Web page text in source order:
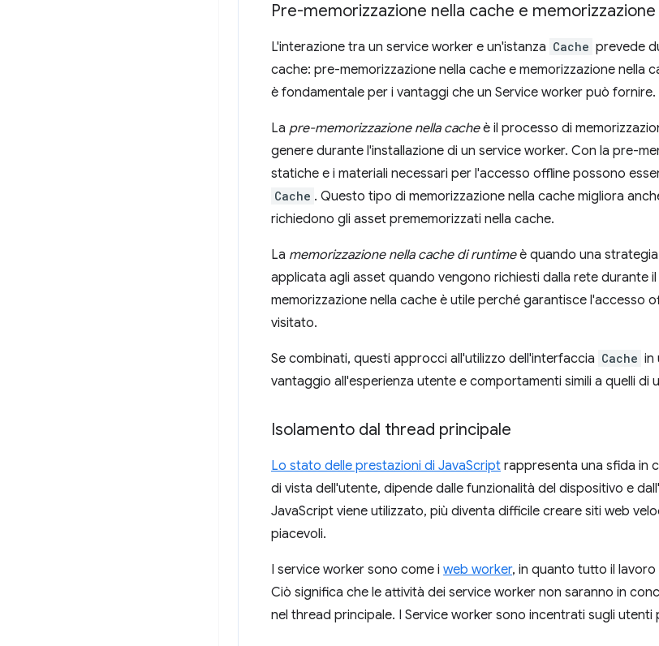
Pre-memorizzazione nella cache e
L'interazione tra un service worker e un'istanza Cache prevede
cache: pre-memorizzazione nella cache e memorizzazione nella
è fondamentale per i vantaggi che un Service worker può fornire.
La pre-memorizzazione nella cacheè il processo di
genere durante l'installazione di un service worker. Con la pre-
statiche e i materiali necessari per l'accesso offline possono
Cache . Questo tipo di memorizzazione nella cache migliora
richiedono gli asset prememorizzati nella cache.
La memorizzazione nella cache di runtimeè quando una strategia
applicata agli asset quando vengono richiesti dalla rete durante
memorizzazione nella cache è utile perché garantisce l'accesso
visitato.
Se combinati, questi approcci all'utilizzo dell'interfaccia Cache in
vantaggio all'esperienza utente e comportamenti simili a quelli di
Isolamento dal thread principale
Lo stato delle prestazioni di JavaScript rappresenta una sfida in
di vista dell'utente, dipende dalle funzionalità del dispositivo e
JavaScript viene utilizzato, più diventa difficile creare siti web
piacevoli.
I service worker sono come i web worker, in quanto tutto il
Ciò significa che le attività dei service worker non saranno in
nel thread principale. I Service worker sono incentrati sugli utenti